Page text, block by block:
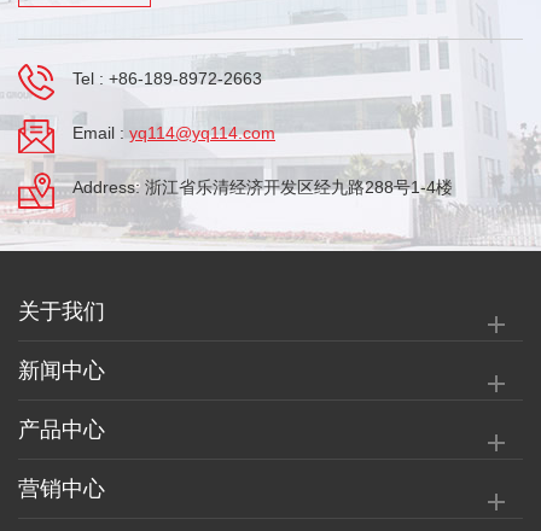
Tel : +86-189-8972-2663
Email : yq114@yq114.com
Address: 浙江省乐清经济开发区经九路288号1-4楼
关于我们
新闻中心
产品中心
营销中心